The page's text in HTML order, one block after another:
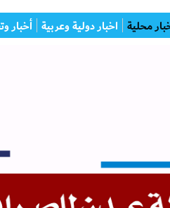
محلية اخبار دولية وعربية أخبار